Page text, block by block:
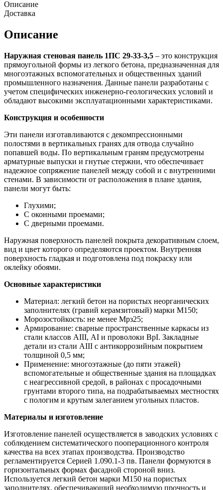
Описание
Доставка
Описание
Наружная стеновая панель 1ПС 29-33-3,5 – это конструкция
прямоугольной формы из легкого бетона, предназначенная для
многоэтажных вспомогательных и общественных зданий
промышленного назначения. Данные панели разработаны с
учетом специфических инженерно-геологических условий и
обладают высокими эксплуатационными характеристиками.
Конструкция и особенности
Эти панели изготавливаются с декомпрессионными
полостями в вертикальных гранях для отвода случайно
попавшей воды. По вертикальным граням предусмотрены
арматурные выпуски и гнутые стержни, что обеспечивает
надежное сопряжение панелей между собой и с внутренними
стенами. В зависимости от расположения в плане здания,
панели могут быть:
Глухими;
С оконными проемами;
С дверными проемами.
Наружная поверхность панелей покрыта декоративным слоем,
вид и цвет которого определяются проектом. Внутренняя
поверхность гладкая и подготовлена под покраску или
оклейку обоями.
Основные характеристики
Материал: легкий бетон на пористых неорганических
заполнителях (гравий керамзитовый) марки М150;
Морозостойкость: не менее Мрз25;
Армирование: сварные пространственные каркасы из
стали классов АIII, АI и проволоки ВрI. Закладные
детали из стали АIII с антикоррозийным покрытием
толщиной 0,5 мм;
Применение: многоэтажные (до пяти этажей)
вспомогательные и общественные здания на площадках
с неагрессивной средой, в районах с просадочными
грунтами второго типа, на подрабатываемых местностях
с пологим и крутым залеганием угольных пластов.
Материалы и изготовление
Изготовление панелей осуществляется в заводских условиях с
соблюдением систематического пооперационного контроля
качества на всех этапах производства. Производство
регламентируется Серией 1.090.1-3 пв. Панели формуются в
горизонтальных формах фасадной стороной вниз.
Используется легкий бетон марки М150 на пористых
заполнителях, обеспечивающий необходимую прочность и